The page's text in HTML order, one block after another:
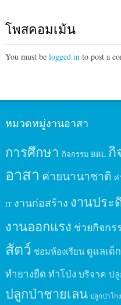
โพสคอมเม้น
You must be logged into post a
หมวดหมู่งานอาสา
การศึกษา กิจกรรม BBL กิ
อาสา ค่ายนานาชาติ ค่
IT งานก่อสร้าง งานประ
งานออกแรง ช่วยกิจกร
สัตว์ ซ่อมห้องเรียน ดูแลเด็ก
ทำยางยืด ทำโป่ง บริจาค ป
ปลูกป่าชายเลน ปลูกป่าโก